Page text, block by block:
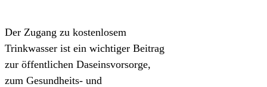
Der Zugang zu kostenlosem
Trinkwasser ist ein wichtiger Beitrag
zur öffentlichen Daseinsvorsorge,
zum Gesundheits- und